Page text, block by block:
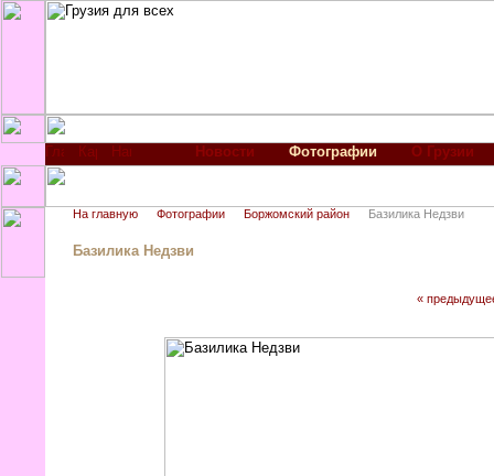
Новости Фотографии О Грузии
На главную Фотографии Боржомский район Базилика Недзви
Базилика Недзви
«